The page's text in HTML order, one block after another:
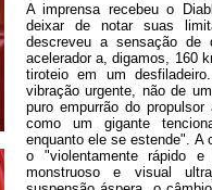
A imprensa recebeu o
deixar de notar suas
descreveu a sensação de
acelerador a, digamos, 160
tiroteio em um
vibração urgente, não de
puro empurrão do
como um gigante
enquanto ele se estende". A
o "violentamente rápido e
monstruoso e visual